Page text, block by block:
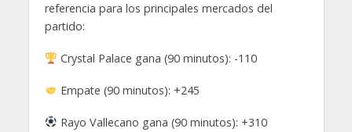
referencia para los principales mercados del
partido:
Crystal Palace gana (90 minutos): -110
Empate (90 minutos): +245
Rayo Vallecano gana (90 minutos): +310